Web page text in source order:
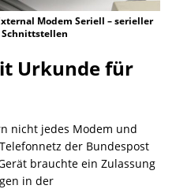
Modem Seriell – serieller
Urkunde für
nicht jedes Modem und
der Bundespost
brauchte ein Zulassung
in der